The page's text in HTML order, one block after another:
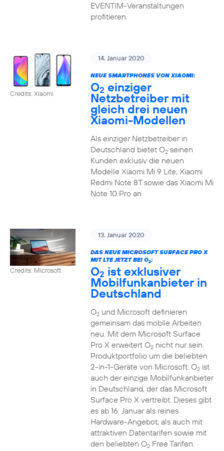
EVENTIM-Veranstaltungen
profitieren.
Credits: Xiaomi
14. Januar 2020
NEUE SMARTPHONES VON XIAOMI:
O2 einziger
Netzbetreiber mit
gleich drei neuen
Xiaomi-Modellen
Als einziger Netzbetreiber in
Deutschland bietet O2seinen
Kunden exklusiv die neuen
Modelle Xiaomi Mi 9 Lite, Xiaomi
Redmi Note 8T sowie das Xiaomi Mi
Note 10 Pro an.
Credits: Microsoft
13. Januar 2020
DAS NEUE MICROSOFT SURFACE PRO X
MIT LTE JETZT BEI O2:
O2 ist exklusiver
Mobilfunkanbieter in
Deutschland
O2und Microsoft definieren
gemeinsam das mobile Arbeiten
neu. Mit dem Microsoft Surface
Pro X erweitert O2nicht nur sein
Produktportfolio um die beliebten
2-in-1-Geräte von Microsoft. O2ist
auch der einzige Mobilfunkanbieter
in Deutschland, der das Microsoft
Surface Pro X vertreibt. Dieses gibt
es ab 16. Januar als reines
Hardware-Angebot, als auch mit
attraktiven Datentarifen sowie mit
den beliebten O2Free Tarifen.